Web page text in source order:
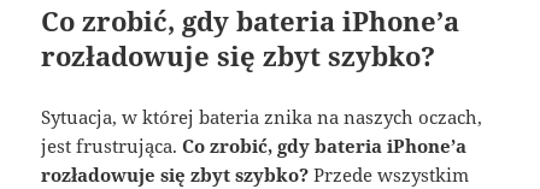
Co zrobić, gdy bateria iPhone’a
rozładowuje się zbyt szybko?
Sytuacja, w której bateria znika na naszych oczach,
jest frustrująca.Co zrobić, gdy bateria iPhone’a
rozładowuje się zbyt szybko? Przede wszystkim